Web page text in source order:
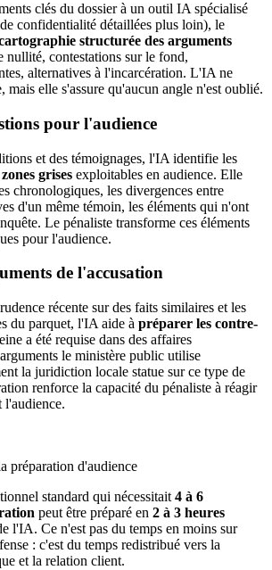
clés du dossier à un outil IA spécialisé
confidentialité détaillées plus loin), le
structurée des arguments
nullité, contestations sur le fond,
alternatives à l'incarcération. L'IA ne
mais elle s'assure qu'aucun angle n'est oublié.
pour l'audience
et des témoignages, l'IA identifie les
grises exploitables en audience. Elle
chronologiques, les divergences entre
d'un même témoin, les éléments qui n'ont
Le pénaliste transforme ces éléments
pour l'audience.
de l'accusation
récente sur des faits similaires et les
du parquet, l'IA aide à préparer les contre-
a été requise dans des affaires
le ministère public utilise
la juridiction locale statue sur ce type de
renforce la capacité du pénaliste à réagir
l'audience.
préparation d'audience
standard qui nécessitait 4 à 6
peut être préparé en 2 à 3 heures
l'IA. Ce n'est pas du temps en moins sur
: c'est du temps redistribué vers la
et la relation client.